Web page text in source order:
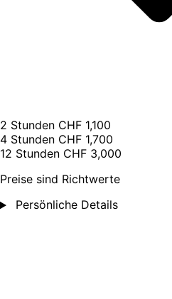
2 Stunden CHF 1,100
4 Stunden CHF 1,700
12 Stunden CHF 3,000
Preise sind Richtwerte
Persönliche Details